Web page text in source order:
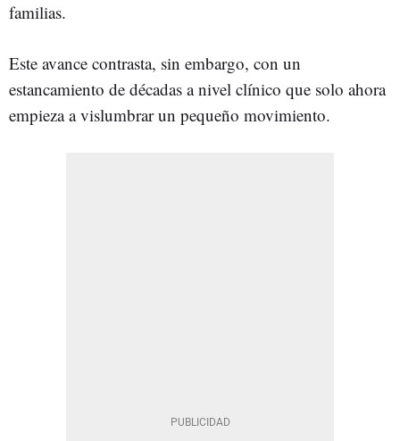
familias.
Este avance contrasta, sin embargo, con un
estancamiento de décadas a nivel clínico que solo ahora
empieza a vislumbrar un pequeño movimiento.